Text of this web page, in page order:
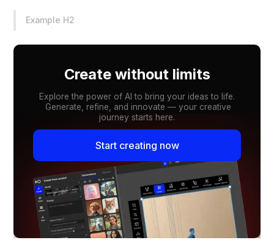
Example H2
Create without limits
Explore the power of AI to bring your ideas to life.
Generate, refine, and innovate — your creative
journey starts here.
Start creating now